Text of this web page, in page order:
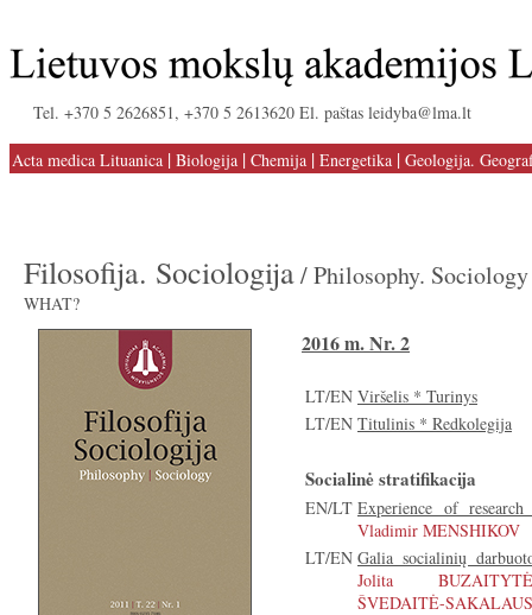
Tel. +370 5 2626851, +370 5 2613620 El. paštas leidyba@lma.lt
Acta medica Lituanica | Biologija | Chemija | Energetika | Geologija.
Filosofija. Sociologija/ Philosophy. Sociology
WHAT?
2016 m. Nr. 2
LT/EN Viršelis * Turinys
LT/EN Titulinis * Redkolegija
Socialinė stratifikacija
EN/LT Experience of
Vladimir MENSHIKOV
LT/EN Galia socialinių
Jolita
ŠVEDAITĖ-